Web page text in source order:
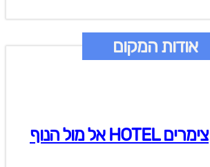
אודות המקום
צימרים HOTEL אל מול הנוף